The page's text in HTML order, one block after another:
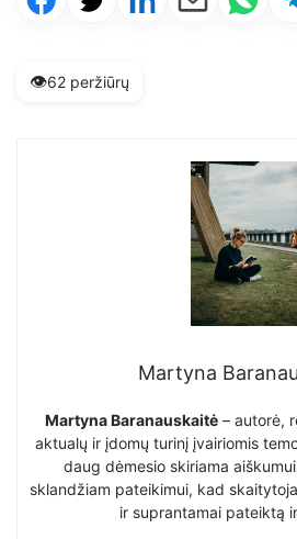
👁️62 peržiūrų
Martyna
Martyna Baranauskaitė – autorė,
aktualų ir įdomų turinį įvairiomis
daug dėmesio skiriama
sklandžiam pateikimui, kad
ir suprantamai pateiktą